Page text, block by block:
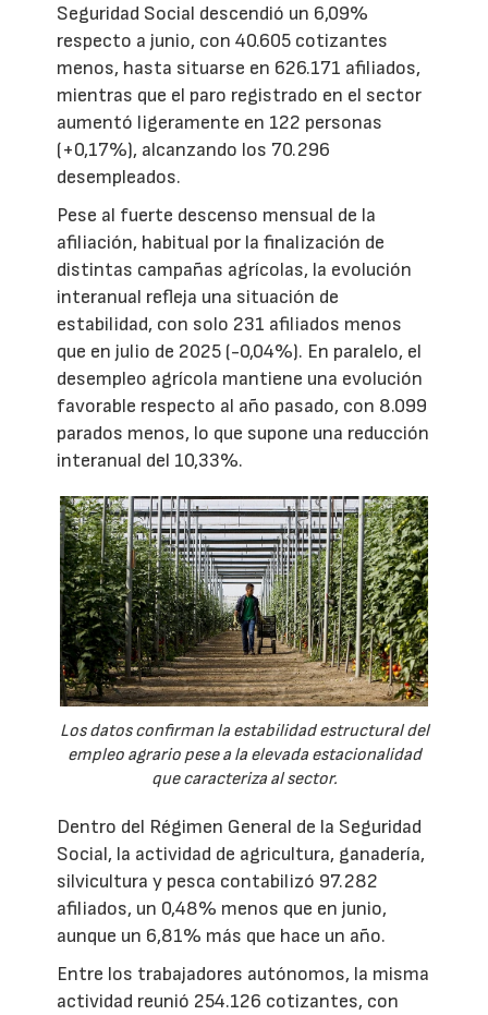
Seguridad Social descendió un 6,09%
respecto a junio, con 40.605 cotizantes
menos, hasta situarse en 626.171 afiliados,
mientras que el paro registrado en el sector
aumentó ligeramente en 122 personas
(+0,17%), alcanzando los 70.296
desempleados.
Pese al fuerte descenso mensual de la
afiliación, habitual por la finalización de
distintas campañas agrícolas, la evolución
interanual refleja una situación de
estabilidad, con solo 231 afiliados menos
que en julio de 2025 (-0,04%). En paralelo, el
desempleo agrícola mantiene una evolución
favorable respecto al año pasado, con 8.099
parados menos, lo que supone una reducción
interanual del 10,33%.
Los datos confirman la estabilidad estructural del
empleo agrario pese a la elevada estacionalidad
que caracteriza al sector.
Dentro del Régimen General de la Seguridad
Social, la actividad de agricultura, ganadería,
silvicultura y pesca contabilizó 97.282
afiliados, un 0,48% menos que en junio,
aunque un 6,81% más que hace un año.
Entre los trabajadores autónomos, la misma
actividad reunió 254.126 cotizantes, con